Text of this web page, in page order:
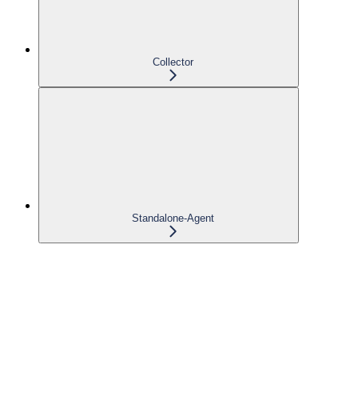
Collector
Standalone-Agent